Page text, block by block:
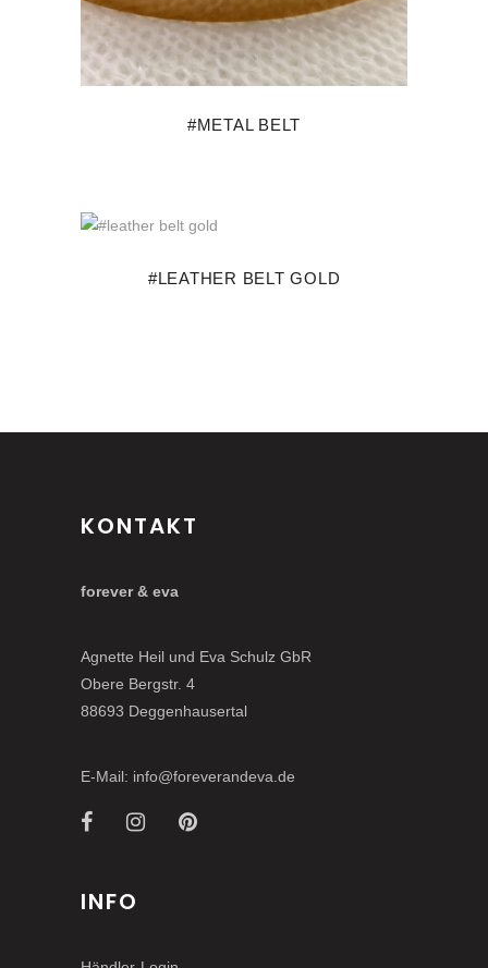
#METAL BELT
#LEATHER BELT GOLD
KONTAKT
forever & eva
Agnette Heil und Eva Schulz GbR
Obere Bergstr. 4
88693 Deggenhausertal
E-Mail: info@foreverandeva.de
INFO